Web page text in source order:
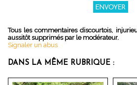
Tous les commentaires discourtois,
aussitôt supprimés par le modérateur.
Signaler un abus
DANS LA MÊME RUBRIQUE :